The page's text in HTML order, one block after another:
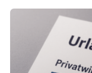
ist demnach Berlin.
der
Berlin starteten in
eigene freiberufliche
Städte Hamburg,